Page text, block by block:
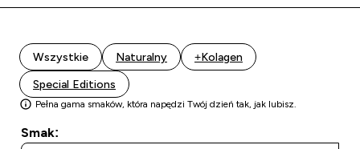
Wszystkie Naturalny +Kolagen
Special Editions
Pełna gama smaków, która napędzi Twój dzień tak, jak lubisz.
Smak: